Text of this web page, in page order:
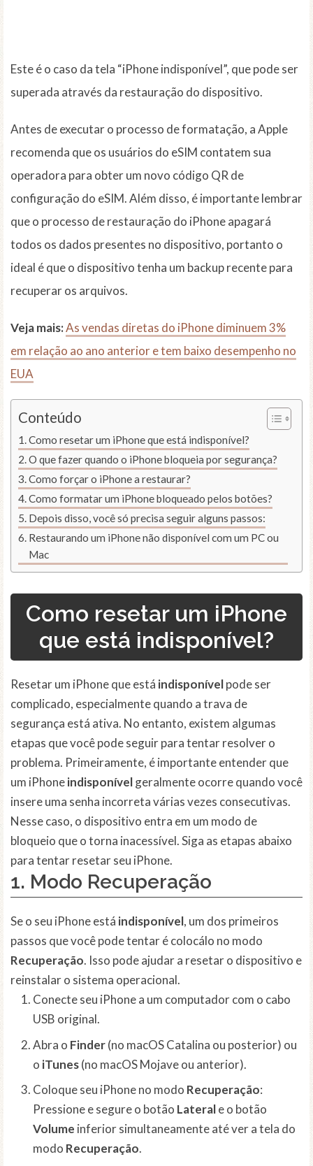
Este é o caso da tela “iPhone indisponível”, que pode ser
superada através da restauração do dispositivo.
Antes de executar o processo de formatação, a Apple
recomenda que os usuários do eSIM contatem sua
operadora para obter um novo código QR de
configuração do eSIM. Além disso, é importante lembrar
que o processo de restauração do iPhone apagará
todos os dados presentes no dispositivo, portanto o
ideal é que o dispositivo tenha um backup recente para
recuperar os arquivos.
Veja mais:As vendas diretas do iPhone diminuem 3%
em relação ao ano anterior e tem baixo desempenho no
EUA
Conteúdo
Como resetar um iPhone que está indisponível?
O que fazer quando o iPhone bloqueia por segurança?
Como forçar o iPhone a restaurar?
Como formatar um iPhone bloqueado pelos botões?
Depois disso, você só precisa seguir alguns passos:
Restaurando um iPhone não disponível com um PC ou
Mac
Como resetar um iPhone
que está indisponível?
Resetar um iPhone que está indisponívelpode ser
complicado, especialmente quando a trava de
segurança está ativa. No entanto, existem algumas
etapas que você pode seguir para tentar resolver o
problema. Primeiramente, é importante entender que
um iPhoneindisponívelgeralmente ocorre quando você
insere uma senha incorreta várias vezes consecutivas.
Nesse caso, o dispositivo entra em um modo de
bloqueio que o torna inacessível. Siga as etapas abaixo
para tentar resetar seu iPhone.
1. Modo Recuperação
Se o seu iPhone está indisponível, um dos primeiros
passos que você pode tentar é colocálo no modo
Recuperação. Isso pode ajudar a resetar o dispositivo e
reinstalar o sistema operacional.
Conecte seu iPhone a um computador com o cabo
USB original.
Abra o Finder(no macOS Catalina ou posterior) ou
o iTunes(no macOS Mojave ou anterior).
Coloque seu iPhone no modo Recuperação:
Pressione e segure o botão Laterale o botão
Volume inferior simultaneamente até ver a tela do
modo Recuperação.